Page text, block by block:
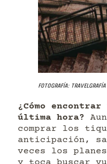
Fotografía: Travelgrafía
¿Cómo
última hora?
comprar los
anticipación,
veces los